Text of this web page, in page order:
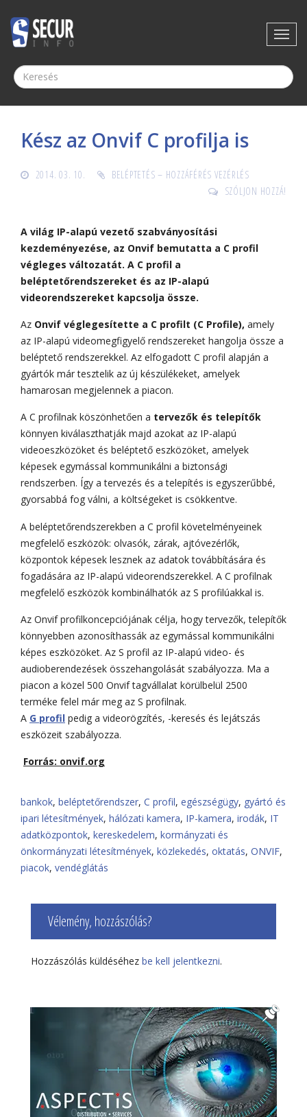
Kész az Onvif C profilja is
2014. 03. 10.
BELÉPTETÉS – HOZZÁFÉRÉS VEZÉRLÉS
SZÓLJON HOZZÁ!
A világ IP-alapú vezető szabványosítási
kezdeményezése, az Onvif bemutatta a C profil
végleges változatát. A C profil a
beléptetőrendszereket és az IP-alapú
videorendszereket kapcsolja össze.
Az Onvif véglegesítette a C profilt (C Profile), amely
az IP-alapú videomegfigyelő rendszereket hangolja össze a
beléptető rendszerekkel. Az elfogadott C profil alapján a
gyártók már tesztelik az új készülékeket, amelyek
hamarosan megjelennek a piacon.
A C profilnak köszönhetően a tervezők és telepítők
könnyen kiválaszthatják majd azokat az IP-alapú
videoeszközöket és beléptető eszközöket, amelyek
képesek egymással kommunikálni a biztonsági
rendszerben. Így a tervezés és a telepítés is egyszerűbbé,
gyorsabbá fog válni, a költségeket is csökkentve.
A beléptetőrendszerekben a C profil követelményeinek
megfelelő eszközök: olvasók, zárak, ajtóvezérlők,
központok képesek lesznek az adatok továbbítására és
fogadására az IP-alapú videorendszerekkel. A C profilnak
megfelelő eszközök kombinálhatók az S profilúakkal is.
Az Onvif profilkoncepciójának célja, hogy tervezők, telepítők
könnyebben azonosíthassák az egymással kommunikálni
képes eszközöket. Az S profil az IP-alapú video- és
audioberendezések összehangolását szabályozza. Ma a
piacon a közel 500 Onvif tagvállalat körülbelül 2500
terméke felel már meg az S profilnak.
A G profil pedig a videorögzítés, -keresés és lejátszás
eszközeit szabályozza.
Forrás: onvif.org
bankok, beléptetőrendszer, C profil, egészségügy, gyártó és
ipari létesítmények, hálózati kamera, IP-kamera, irodák, IT
adatközpontok, kereskedelem, kormányzati és
önkormányzati létesítmények, közlekedés, oktatás, ONVIF,
piacok, vendéglátás
Vélemény, hozzászólás?
Hozzászólás küldéséhez be kell jelentkezni.